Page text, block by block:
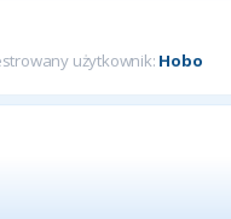
użytkownik: Hobo